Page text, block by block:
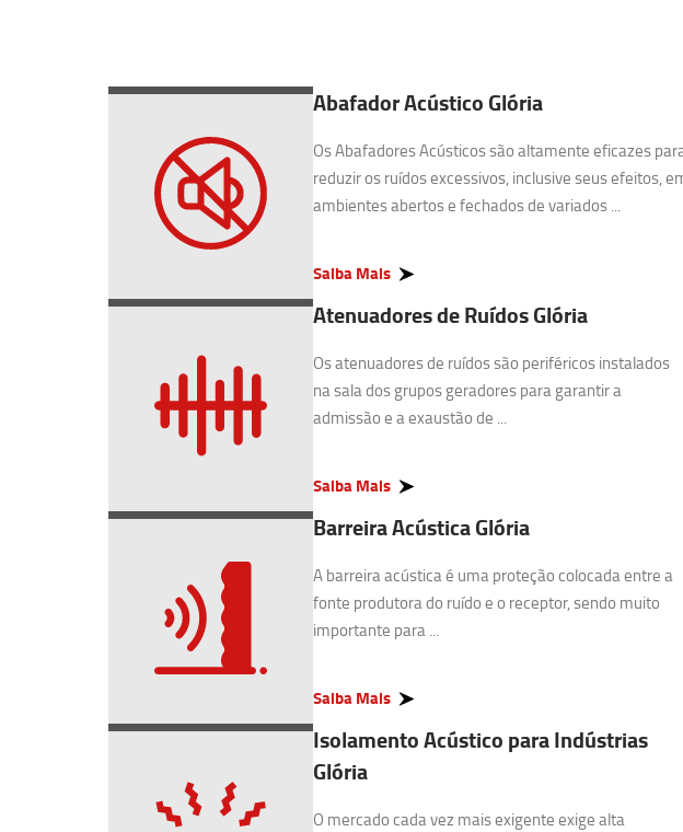
Abafador Acústico Glória
Os Abafadores Acústicos são altamente eficazes
reduzir os ruídos excessivos, inclusive seus efeitos,
ambientes abertos e fechados de variados ...
Saiba Mais
Atenuadores de Ruídos Glória
Os atenuadores de ruídos são periféricos instalados
na sala dos grupos geradores para garantir a
admissão e a exaustão de ...
Saiba Mais
Barreira Acústica Glória
A barreira acústica é uma proteção colocada entre a
fonte produtora do ruído e o receptor, sendo muito
importante para ...
Saiba Mais
Isolamento Acústico para Indústrias
Glória
O mercado cada vez mais exigente exige alta